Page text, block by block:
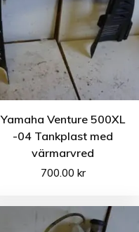
Yamaha Venture 500XL
-04 Tankplast med
värmarvred
700.00 kr